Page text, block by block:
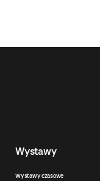
Wystawy
Wystawy czasowe